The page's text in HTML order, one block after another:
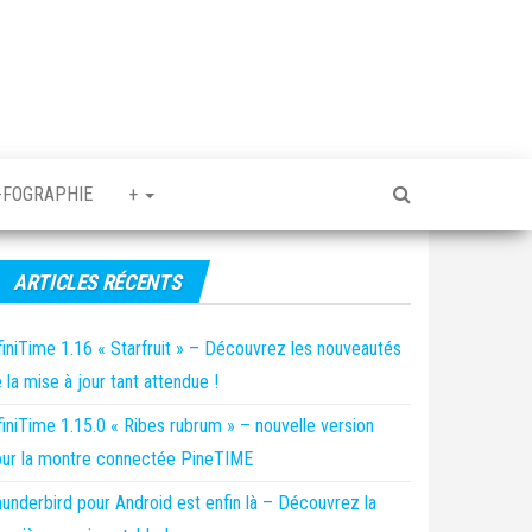
+
ARTICLES RÉCENTS
1.16 « Starfruit » – Découvrez les nouveautés
la mise à jour tant attendue !
1.15.0 « Ribes rubrum » – nouvelle version
la montre connectée PineTIME
pour Android est enfin là – Découvrez la